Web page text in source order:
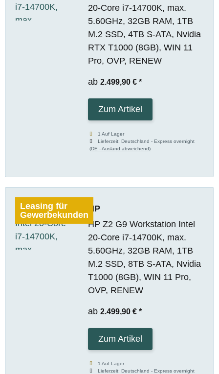
20-Core i7-14700K, max.
5.60GHz, 32GB RAM, 1TB
M.2 SSD, 4TB S-ATA, Nvidia
RTX T1000 (8GB), WIN 11
Pro, OVP, RENEW
ab 2.499,90 € *
Zum Artikel
1 Auf Lager
Lieferzeit:Deutschland - Express overnight
(DE - Ausland abweichend)
Leasing für
Gewerbekunden
HP
HP Z2 G9 Workstation Intel
20-Core i7-14700K, max.
5.60GHz, 32GB RAM, 1TB
M.2 SSD, 8TB S-ATA, Nvidia
T1000 (8GB), WIN 11 Pro,
OVP, RENEW
ab 2.499,90 € *
Zum Artikel
1 Auf Lager
Lieferzeit:Deutschland - Express overnight